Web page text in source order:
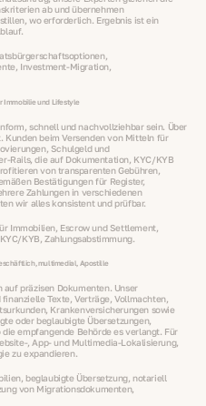
ab und übernehmen
wo erforderlich. Ergebnis ist ein
Investment‑Migration,
Immobilie und Lifestyle
schnell und nachvollziehbar sein. Über
Kunden beim Versenden von Mitteln für
Schulgeld und
die auf Dokumentation, KYC/KYB
von transparenten Gebühren,
Bestätigungen für Register,
Zahlungen in verschiedenen
wir alles konsistent und prüfbar.
Immobilien, Escrow und Settlement,
KYB, Zahlungsabstimmung.
multimedial, Apostille
auf präzisen Dokumenten. Unser
Texte, Verträge, Vollmachten,
Krankenversicherungen sowie
oder beglaubigte Übersetzungen,
empfangende Behörde es verlangt. Für
App‑ und Multimedia‑Lokalisierung,
zu expandieren.
beglaubigte Übersetzung, notariell
von Migrationsdokumenten,